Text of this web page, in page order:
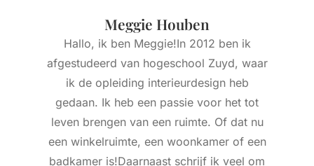
Meggie Houben
Hallo, ik ben Meggie!In 2012 ben ik
afgestudeerd van hogeschool Zuyd, waar
ik de opleiding interieurdesign heb
gedaan. Ik heb een passie voor het tot
leven brengen van een ruimte. Of dat nu
een winkelruimte, een woonkamer of een
badkamer is!Daarnaast schrijf ik veel om